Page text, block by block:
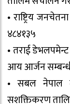
• राष्ट्रिय
४८४१३५
• तराई
आय आर्जन
• सबल नेपाल
सशक्तिकरण